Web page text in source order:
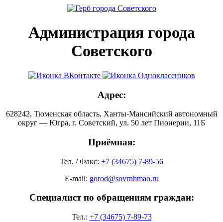
Администрация города
Советского
Адрес:
628242, Тюменская область, Ханты-Мансийский автономный
округ — Югра, г. Советский, ул. 50 лет Пионерии, 11Б
Приёмная:
Тел. / Факс: +7 (34675) 7-89-56
E-mail: gorod@sovrnhmao.ru
Специалист по обращениям граждан:
Тел.: +7 (34675) 7-89-73